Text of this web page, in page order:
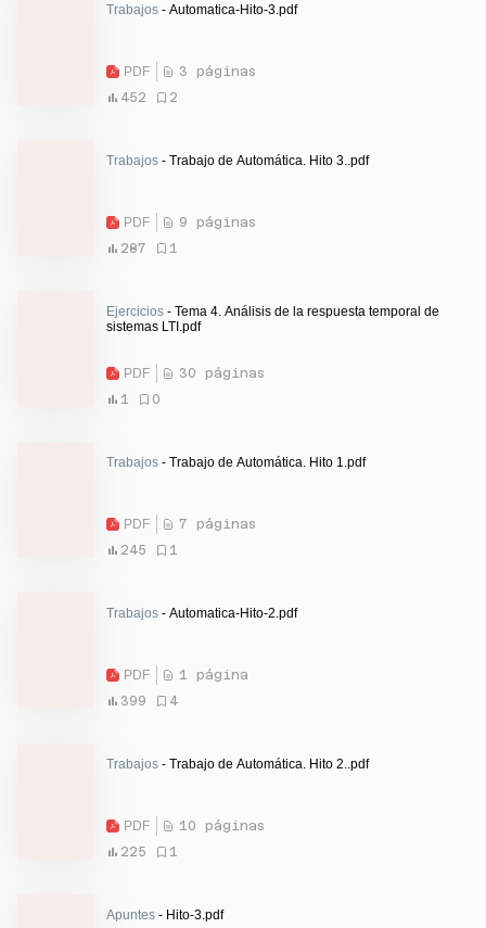
Trabajos - Automatica-Hito-3.pdf
PDF
3 páginas
452
2
Trabajos - Trabajo de Automática. Hito 3..pdf
PDF
9 páginas
287
1
Ejercicios - Tema 4. Análisis de la respuesta temporal de
sistemas LTI.pdf
PDF
30 páginas
1
0
Trabajos - Trabajo de Automática. Hito 1.pdf
PDF
7 páginas
245
1
Trabajos - Automatica-Hito-2.pdf
PDF
1 página
399
4
Trabajos - Trabajo de Automática. Hito 2..pdf
PDF
10 páginas
225
1
Apuntes - Hito-3.pdf